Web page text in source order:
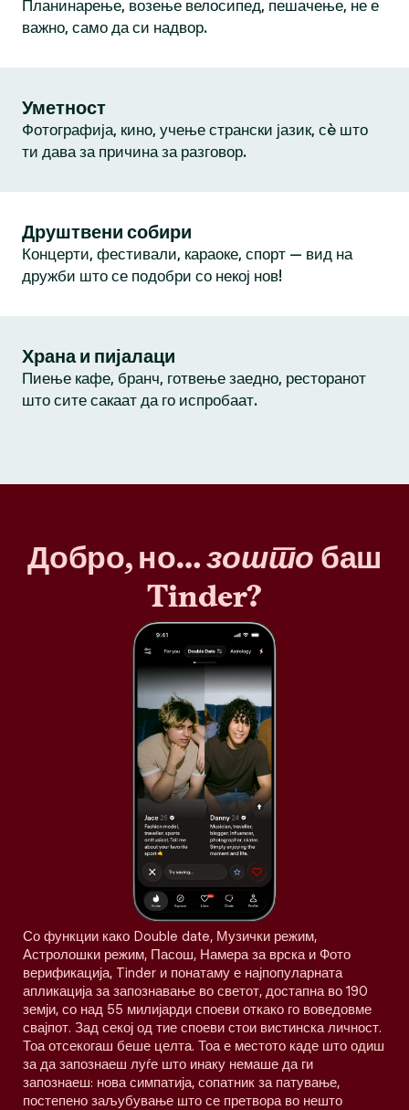
Планинарење, возење велосипед, пешачење, не е
важно, само да си надвор.
Уметност
Фотографија, кино, учење странски јазик, сè што
ти дава за причина за разговор.
Друштвени собири
Концерти, фестивали, караоке, спорт — вид на
дружби што се подобри со некој нов!
Храна и пијалаци
Пиење кафе, бранч, готвење заедно, ресторанот
што сите сакаат да го испробаат.
Добро, но…зошто баш
Tinder?
Со функции како Double date, Музички режим,
Астролошки режим, Пасош, Намера за врска и Фото
верификација, Tinder и понатаму е најпопуларната
апликација за запознавање во светот, достапна во 190
земји, со над 55 милијарди споеви откако го воведовме
свајпот. Зад секој од тие споеви стои вистинска личност.
Тоа отсекогаш беше целта. Тоа е местото каде што одиш
за да запознаеш луѓе што инаку немаше да ги
запознаеш: нова симпатија, сопатник за патување,
постепено заљубување што се претвора во нешто